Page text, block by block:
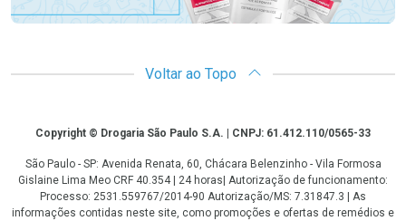
Voltar ao Topo
CopyrightCopyright © Drogaria São Paulo S.A. | CNPJ: 61.412.110/0565-33
São Paulo - SP: Avenida Renata, 60, Chácara Belenzinho - Vila Formosa
Gislaine Lima Meo CRF 40.354 | 24 horas| Autorização de funcionamento:
Processo: 2531.559767/2014-90 Autorização/MS: 7.31847.3 | As
informações contidas neste site, como promoções e ofertas de remédios e